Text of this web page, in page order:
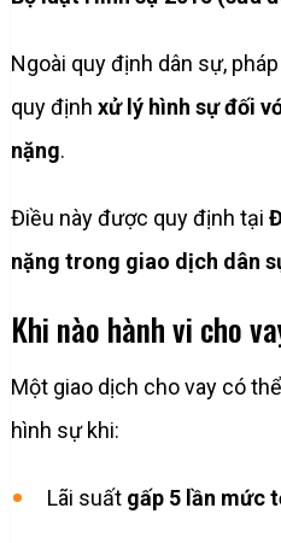
Ngoài quy định dân sự,
quy định xử lý hình sự đối
nặng.
Điều này được quy định tại
nặng trong giao dịch dân
Khi nào hành vi cho
Một giao dịch cho vay có
hình sự khi:
Lãi suất gấp 5 lần mức